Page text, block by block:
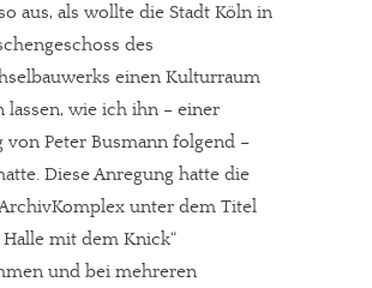
aus, als wollte die Stadt Köln in
des
einen Kulturraum
lassen, wie ich ihn – einer
von Peter Busmann folgend –
Diese Anregung hatte die
unter dem Titel
Halle mit dem Knick“
und bei mehreren